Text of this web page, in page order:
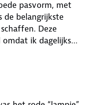
pasvorm, met
Deze
ik dagelijks